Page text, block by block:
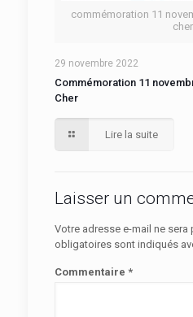
commémoration 11
cher
29 novembre 2022
Commémoration 11
Cher
Lire la suite
Laisser un
Votre adresse e-mail ne sera
obligatoires sont indiqués
Commentaire *